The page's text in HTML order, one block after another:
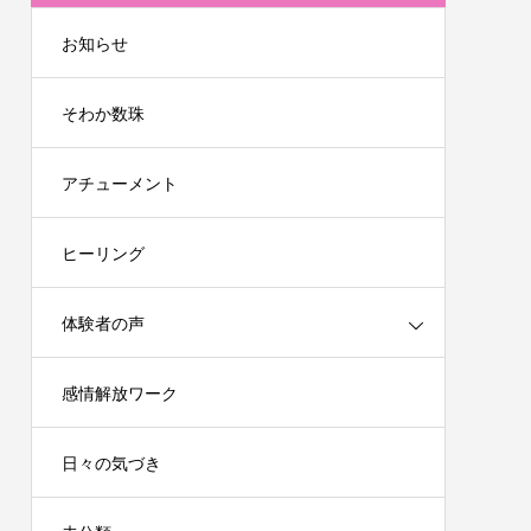
お知らせ
そわか数珠
アチューメント
ヒーリング
体験者の声
感情解放ワーク
日々の気づき